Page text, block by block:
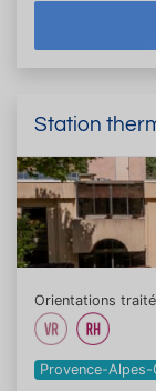
Station
Orientations
Provence-